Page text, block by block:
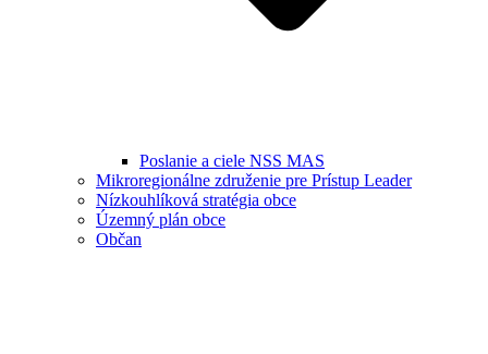
Poslanie a ciele NSS MAS
Mikroregionálne združenie pre Prístup Leader
Nízkouhlíková stratégia obce
Územný plán obce
Občan